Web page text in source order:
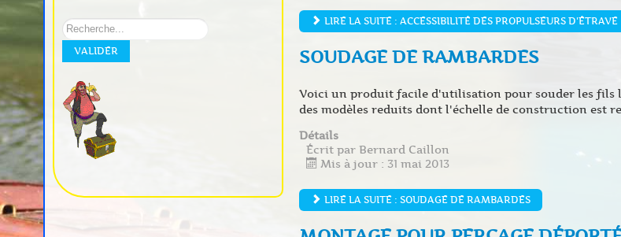
Rechercher
sur
notre
VALIDER
LIRE LA SUITE : ACCESSIBILITÉ DES PROPULSEURS D'ÉTRAVE
SOUDAGE DE RAMBARDES
Voici un produit facile d'utilisation pour souder les fils
des modèles reduits dont l'échelle de construction est
Détails
Écrit par Bernard Caillon
Mis à jour : 31 mai 2013
LIRE LA SUITE : SOUDAGE DE RAMBARDES